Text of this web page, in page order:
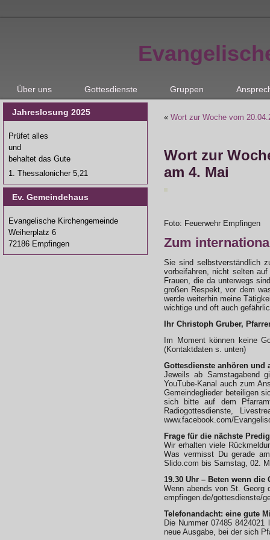
Über uns Gottesdienste Gruppen
Jahreslosung 2025
Prüfet alles
und
behaltet das Gute
1. Thessalonicher 5,21
Ev. Gemeindehaus
Evangelische Kirchengemeinde
Weiherplatz 6
72186 Empfingen
« Wort zur Woche vom
Wort zur
am 4. Mai
Foto: Feuerwehr Empfingen
Zum
Sie sind selbstverständlich
vorbeifahren, nicht selten
Frauen, die da unterwegs
großen Respekt, vor dem
werde weiterhin meine
wichtige und oft auch
Ihr Christoph Gruber,
Im Moment können keine
(Kontaktdaten s. unten)
Gottesdienste anhören und
Jeweils ab Samstagabend
YouTube-Kanal auch zum
Gemeindeglieder beteiligen
sich bitte auf dem
Radiogottesdienste,
www.facebook.com/
Frage für die nächste
Wir erhalten viele
Was vermisst Du gerade
Slido.com bis Samstag, 02.
19.30 Uhr – Beten wenn die
Wenn abends von St. Georg
empfingen.de/gottesdienste/
Telefonandacht: eine gute
Die Nummer 07485
neue Ausgabe, bei der sich